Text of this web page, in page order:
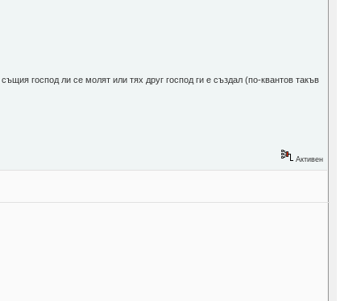
господ ли се молят или тях друг господ ги е създал (по-квантов такъв
Активен